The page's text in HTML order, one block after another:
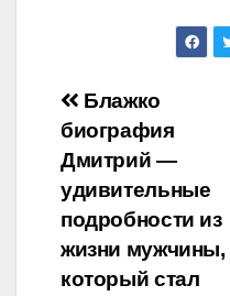
Навигация
по
записям
Блажко
биография
Дмитрий —
удивительные
подробности из
жизни мужчины,
который стал